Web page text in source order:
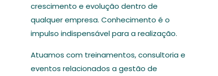
crescimento e evolução dentro de
qualquer empresa. Conhecimento é o
impulso indispensável para a realização.
Atuamos com treinamentos, consultoria e
eventos relacionados a gestão de